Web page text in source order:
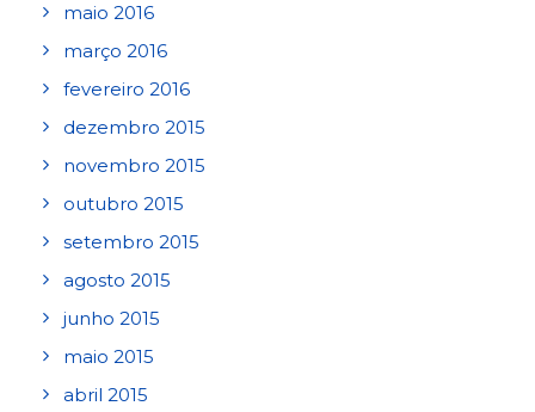
maio 2016
março 2016
fevereiro 2016
dezembro 2015
novembro 2015
outubro 2015
setembro 2015
agosto 2015
junho 2015
maio 2015
abril 2015